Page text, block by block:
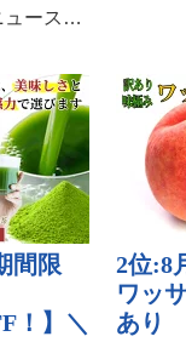
ュース…